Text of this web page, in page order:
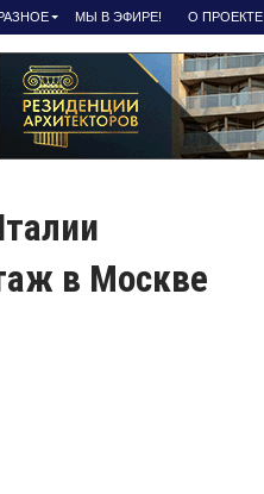
МЫ В ЭФИРЕ! О ПРОЕКТЕ
в Москве